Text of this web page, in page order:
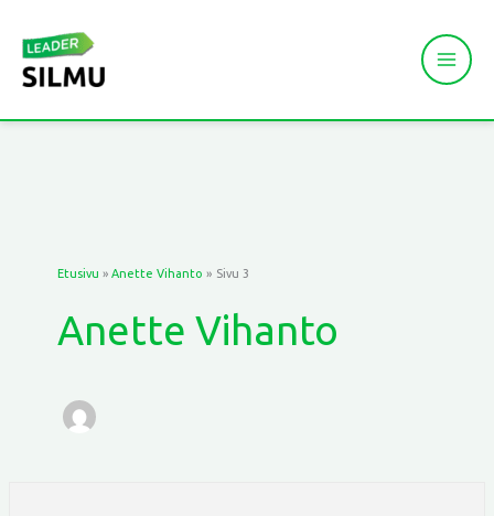
sisältöön
Etusivu Anette Vihanto Sivu 3
Anette Vihanto